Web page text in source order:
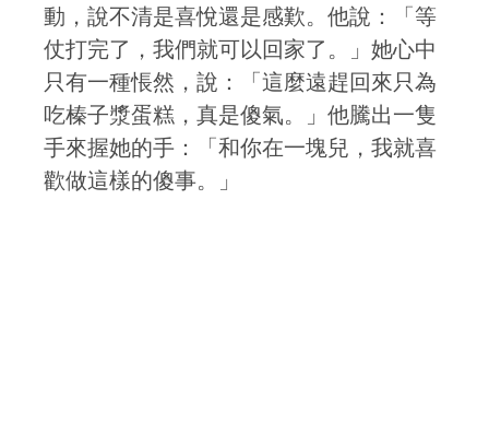
動，說不清是喜悅還是感歎。他說：「等
仗打完了，我們就可以回家了。」她心中
只有一種悵然，說：「這麼遠趕回來只為
吃榛子漿蛋糕，真是傻氣。」他騰出一隻
手來握她的手：「和你在一塊兒，我就喜
歡做這樣的傻事。」